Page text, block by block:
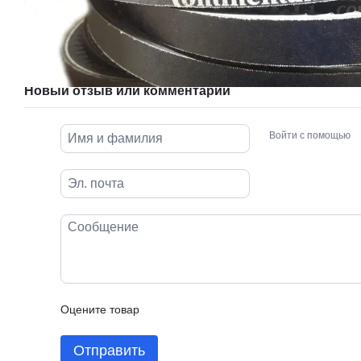
Новый отзыв или комментарий
Войти с помощью
Оцените товар
Отправить